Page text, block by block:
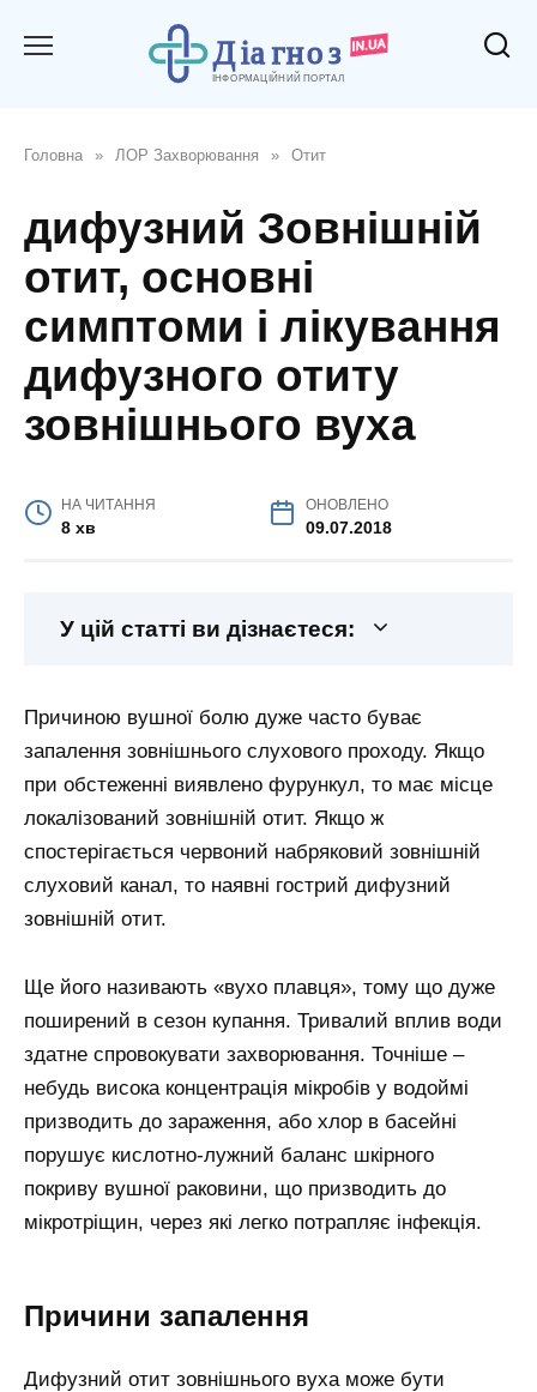
Головна » ЛОР Захворювання » Отит
дифузний Зовнішній
отит, основні
симптоми і лікування
дифузного отиту
зовнішнього вуха
НА ЧИТАННЯ
8 хв
ОНОВЛЕНО
09.07.2018
У цій статті ви дізнаєтеся:
Причиною вушної болю дуже часто буває
запалення зовнішнього слухового проходу. Якщо
при обстеженні виявлено фурункул, то має місце
локалізований зовнішній отит. Якщо ж
спостерігається червоний набряковий зовнішній
слуховий канал, то наявні гострий дифузний
зовнішній отит.
Ще його називають «вухо плавця», тому що дуже
поширений в сезон купання. Тривалий вплив води
здатне спровокувати захворювання. Точніше –
небудь висока концентрація мікробів у водоймі
призводить до зараження, або хлор в басейні
порушує кислотно-лужний баланс шкірного
покриву вушної раковини, що призводить до
мікротріщин, через які легко потрапляє інфекція.
Причини запалення
Дифузний отит зовнішнього вуха може бути